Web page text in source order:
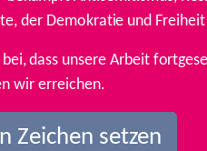
der Demokratie und
dass unsere Arbeit
wir erreichen.
Zeichen setzen